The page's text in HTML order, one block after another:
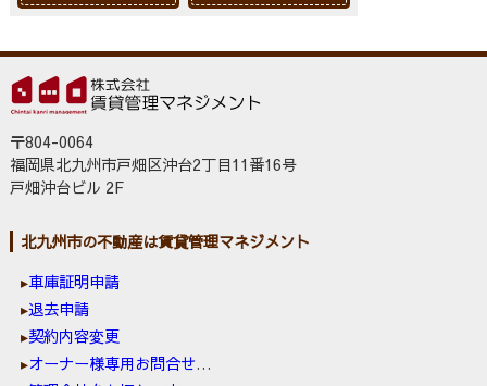
〒804-0064
福岡県北九州市戸畑区沖台2丁目11番16号
戸畑沖台ビル 2F
北九州市の不動産は賃貸管理マネジメント
車庫証明申請
退去申請
契約内容変更
オーナー様専用お問合せ窓口